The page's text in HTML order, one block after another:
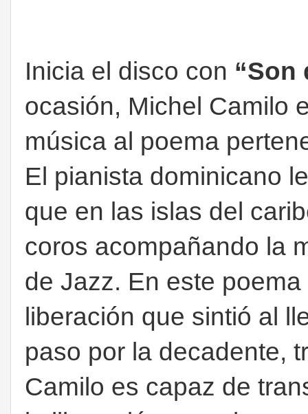
Inicia el disco con “Son
ocasión, Michel Camilo
música al poema
El pianista dominicano
que en las islas del
coros acompañando la
de Jazz. En este
liberación que sintió al
paso por la decadente,
Camilo es capaz de